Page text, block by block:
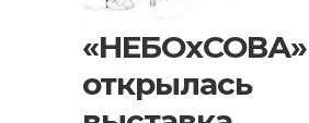
«НЕБОхСОВА»
открылась